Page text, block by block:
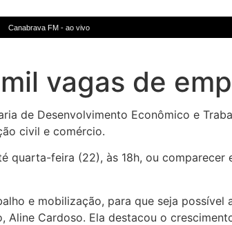
vagas de
de Desenvolvimento Econômico e
civil e comércio.
feira (22), às 18h, ou
e mobilização, para que seja
Aline Cardoso. Ela destacou o